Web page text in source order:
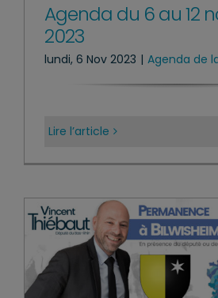
Agenda du 6 au 12
2023
lundi, 6 Nov 2023 | Agenda de
Lire l’article